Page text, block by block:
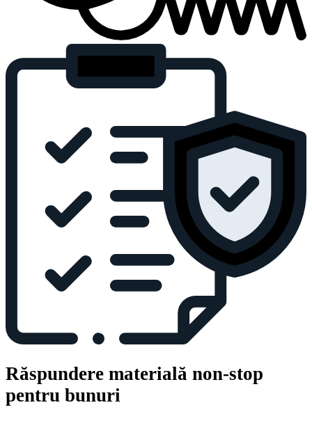
Răspundere materială non-stop
pentru bunuri